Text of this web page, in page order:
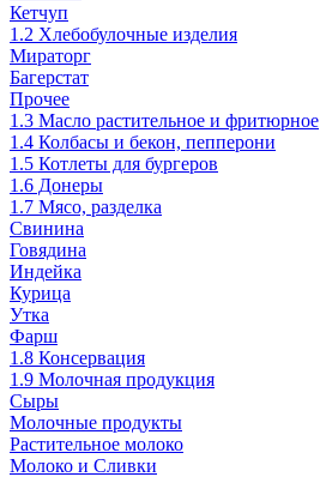
Кетчуп
1.2 Хлебобулочные изделия
Мираторг
Багерстат
Прочее
1.3 Масло растительное и фритюрное
1.4 Колбасы и бекон, пепперони
1.5 Котлеты для бургеров
1.6 Донеры
1.7 Мясо, разделка
Свинина
Говядина
Индейка
Курица
Утка
Фарш
1.8 Консервация
1.9 Молочная продукция
Сыры
Молочные продукты
Растительное молоко
Молоко и Сливки